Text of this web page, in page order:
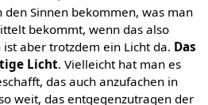
Sinnen bekommen, was man
bekommt, wenn das also
aber trotzdem ein Licht da. Das
Licht. Vielleicht hat man es
das auch anzufachen in
weit, das entgegenzutragen der